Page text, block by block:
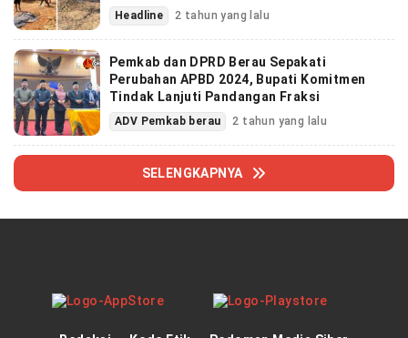
Headline 2 tahun yang lalu
Pemkab dan DPRD Berau Sepakati
Perubahan APBD 2024, Bupati Komitmen
Tindak Lanjuti Pandangan Fraksi
ADV Pemkab berau 2 tahun yang lalu
SELENGKAPNYA